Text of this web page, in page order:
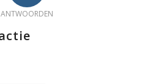
ANTWOORDEN